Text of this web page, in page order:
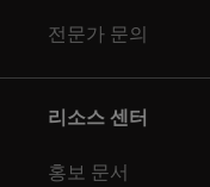
전문가 문의
리소스 센터
홍보 문서